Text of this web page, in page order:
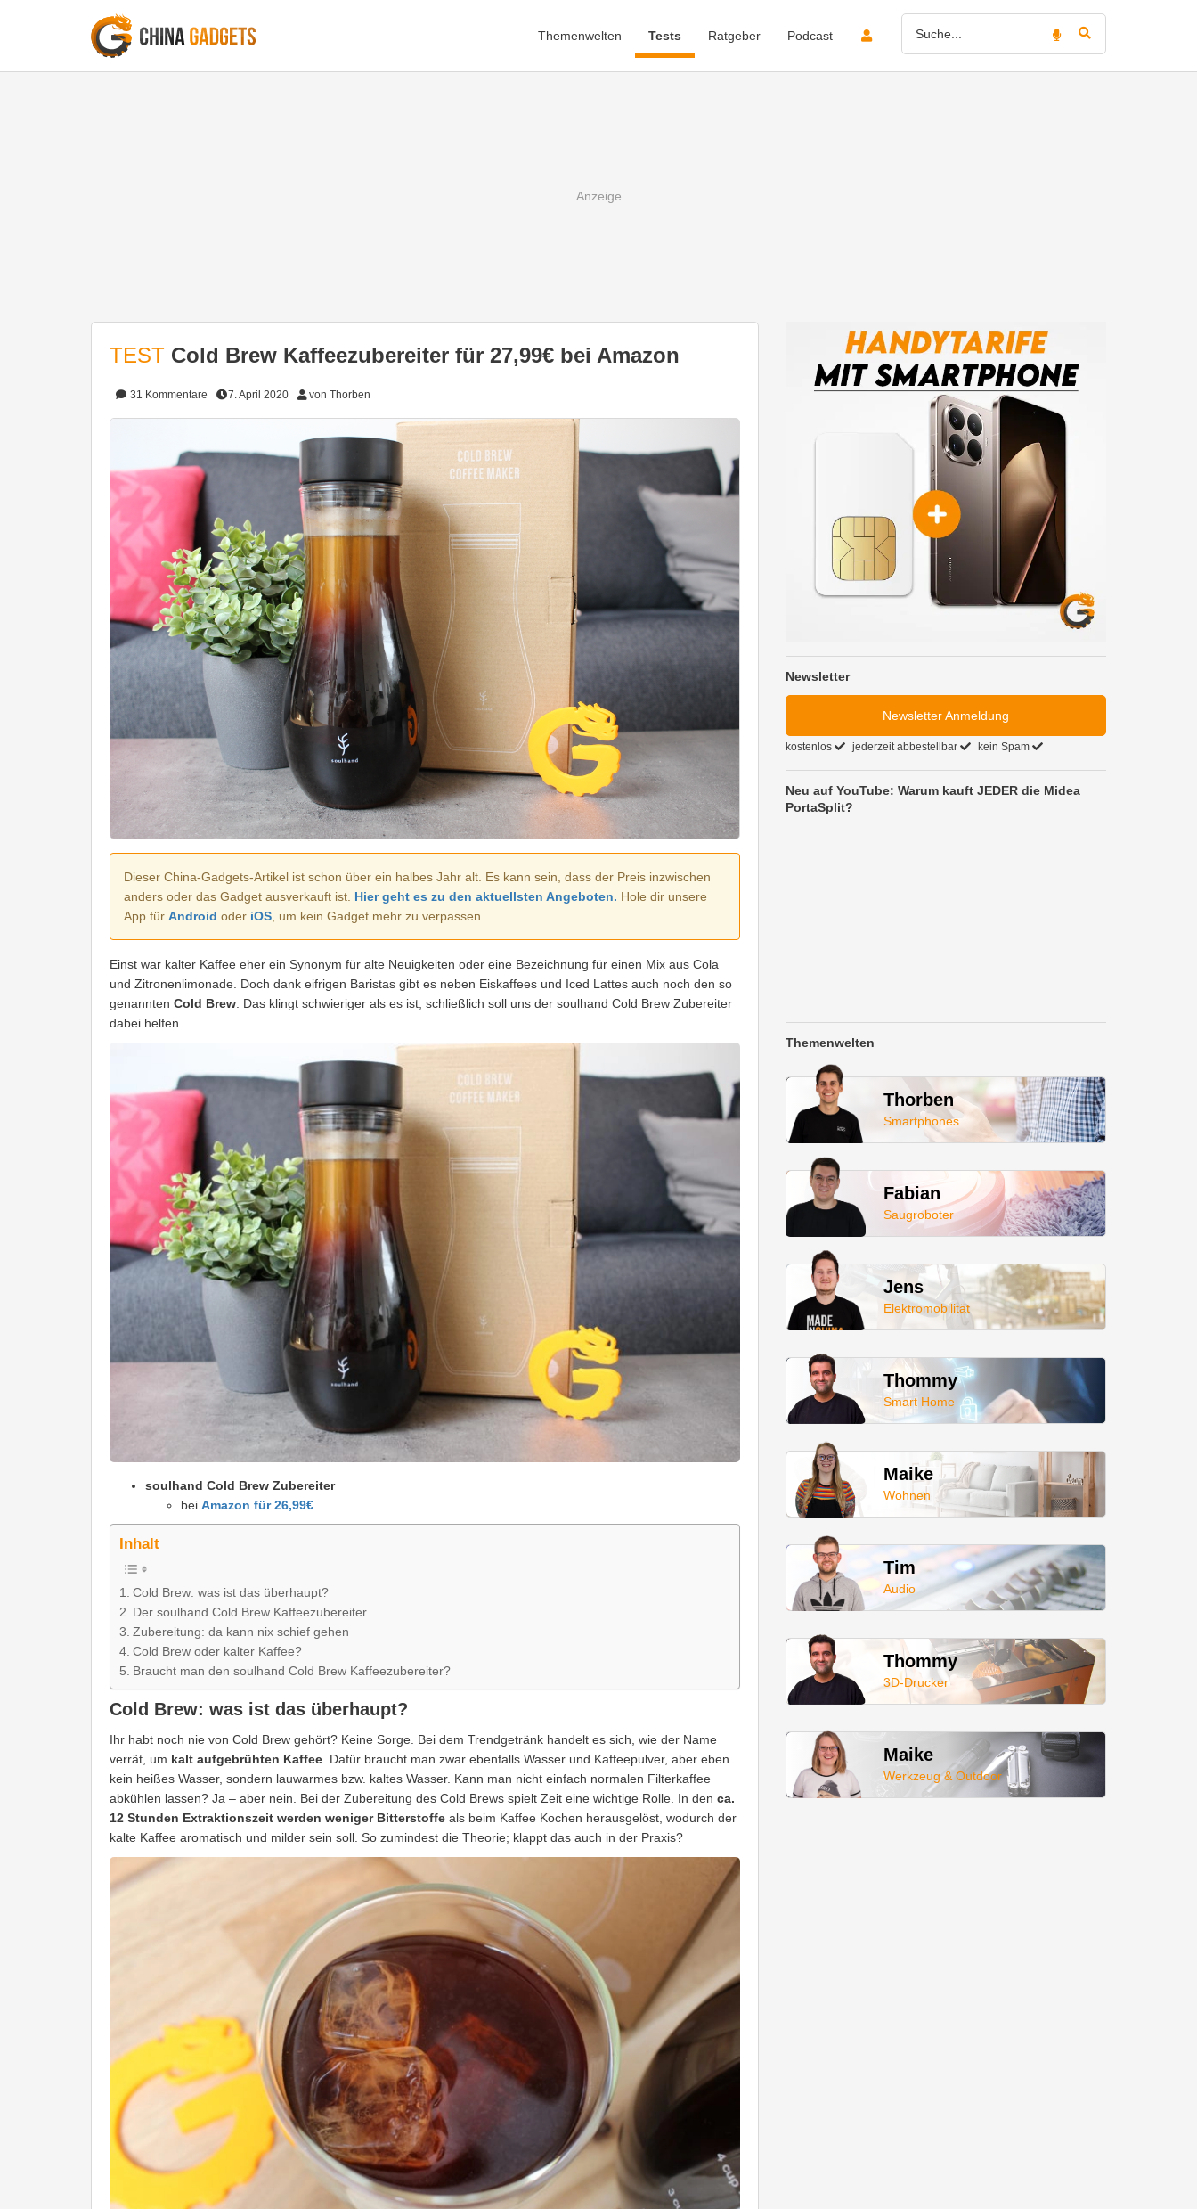
Themenwelten Tests Ratgeber Podcast
TEST Cold Brew Kaffeezubereiter für 27,99€ bei Amazon
31 Kommentare 7. April 2020 von Thorben
Dieser China-Gadgets-Artikel ist schon über ein halbes Jahr alt. Es kann sein, dass der Preis inzwischen
anders oder das Gadget ausverkauft ist. Hier geht es zu den aktuellsten Angeboten. Hole dir unsere
App für Android oder iOS , um kein Gadget mehr zu verpassen.
Einst war kalter Kaffee eher ein Synonym für alte Neuigkeiten oder eine Bezeichnung für einen Mix aus Cola
und Zitronenlimonade. Doch dank eifrigen Baristas gibt es neben Eiskaffees und Iced Lattes auch noch den so
genannten Cold Brew . Das klingt schwieriger als es ist, schließlich soll uns der soulhand Cold Brew Zubereiter
dabei helfen.
soulhand Cold Brew Zubereiter
bei Amazon für 26,99€
Inhalt
Cold Brew: was ist das überhaupt?
Der soulhand Cold Brew Kaffeezubereiter
Zubereitung: da kann nix schief gehen
Cold Brew oder kalter Kaffee?
Braucht man den soulhand Cold Brew Kaffeezubereiter?
Cold Brew: was ist das überhaupt?
Ihr habt noch nie von Cold Brew gehört? Keine Sorge. Bei dem Trendgetränk handelt es sich, wie der Name
verrät, um kalt aufgebrühten Kaffee. Dafür braucht man zwar ebenfalls Wasser und Kaffeepulver, aber eben
kein heißes Wasser, sondern lauwarmes bzw. kaltes Wasser. Kann man nicht einfach normalen Filterkaffee
abkühlen lassen? Ja – aber nein. Bei der Zubereitung des Cold Brews spielt Zeit eine wichtige Rolle. In den ca.
12 Stunden Extraktionszeit werden weniger Bitterstoffe als beim Kaffee Kochen herausgelöst, wodurch der
kalte Kaffee aromatisch und milder sein soll. So zumindest die Theorie; klappt das auch in der Praxis?
Newsletter
Newsletter Anmeldung
kostenlos jederzeit abbestellbar kein Spam
Neu auf YouTube: Warum kauft JEDER die Midea
PortaSplit?
Themenwelten
Thorben
Smartphones
Fabian
Saugroboter
Jens
Elektromobilität
Thommy
Smart Home
Maike
Wohnen
Tim
Audio
Thommy
3D-Drucker
Maike
Werkzeug & Outdoor